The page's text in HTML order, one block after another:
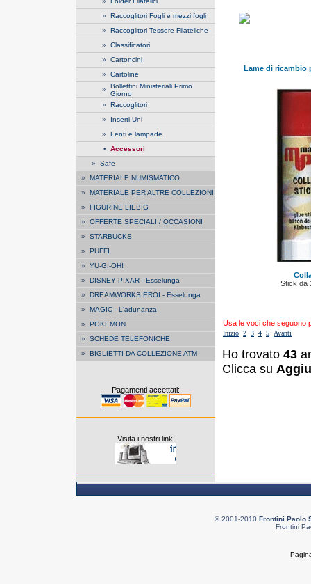
» Raccoglitori Fogli e mezzi fogli
» Raccoglitori Tessere Filateliche
» Classificatori
» Cartoncini
» Cartoline
» Bollettini Ministeriali Primo
Giorno
» Raccoglitori
» Inserti Uni
» Lenti e lampade
•
Accessori
» Safe
» MATERIALE NUMISMATICO
» MATERIALE PER ALTRE COLLEZIONI
» FIGURINE LIEBIG
» OFFERTE SPECIALI / OCCASIONI
» STARBUCKS
» PUFFI
» YU-GI-OH!
» DISNEY PIXAR - Esselunga
» DREAMWORKS EROI - Esselunga
» MAGIC - L'adunanza
» POKEMON
» SCHEDE TELEFONICHE
» BIGLIETTI DA COLLEZIONE ATM
Pagamenti accettati:
Visita i nostri link:
Lame di ricambio
Stick da
Usa le voci che seguono
Inizio 2 3 4 5 Avanti
Ho trovato 43
Clicca su
© 2001-2010 Frontini Paolo
Frontini